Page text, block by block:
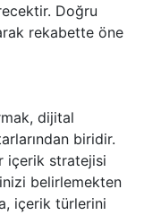
Doğru
rekabette öne
dijital
biridir.
içerik stratejisi
belirlemekten
içerik türlerini